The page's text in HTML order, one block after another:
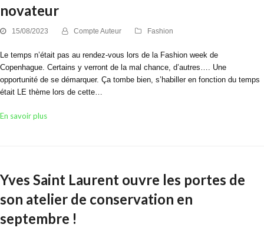
novateur
15/08/2023 Compte Auteur Fashion
Le temps n’était pas au rendez-vous lors de la Fashion week de
Copenhague. Certains y verront de la mal chance, d’autres…. Une
opportunité de se démarquer. Ça tombe bien, s’habiller en fonction du temps
était LE thème lors de cette…
En savoir plus
Yves Saint Laurent ouvre les portes de
son atelier de conservation en
septembre !